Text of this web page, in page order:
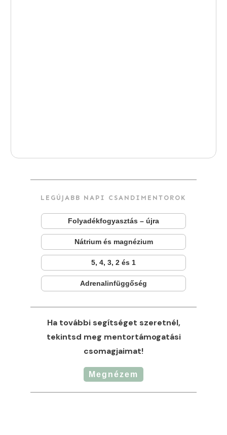
LEGÚJABB NAPI CSANDIMENTOROK
Folyadékfogyasztás – újra
Nátrium és magnézium
5, 4, 3, 2 és 1
Adrenalinfüggőség
Ha további segítséget szeretnél,
tekintsd meg mentortámogatási
csomagjaimat!
Megnézem